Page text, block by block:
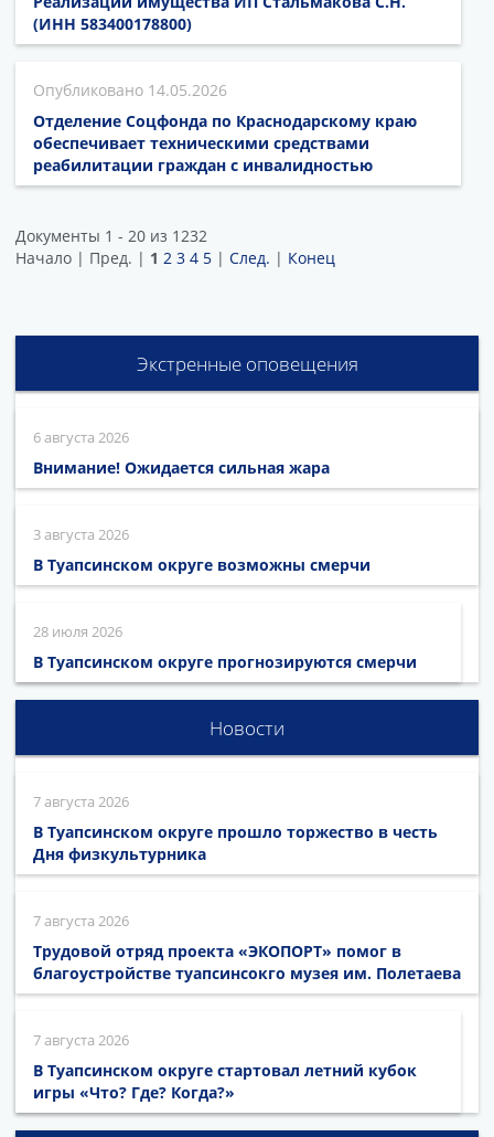
(ИНН 583400178800)
14.05.2026
Отделение Соцфонда по Краснодарскому краю
обеспечивает техническими средствами
реабилитации граждан с инвалидностью
Документы 1 - 20 из 1232
Начало | Пред. | 1 2 3 4 5 | След. | Конец
Экстренные оповещения
6 августа 2026
Внимание! Ожидается сильная жара
3 августа 2026
В Туапсинском округе возможны смерчи
28 июля 2026
В Туапсинском округе прогнозируются смерчи
Новости
7 августа 2026
В Туапсинском округе прошло торжество в честь
Дня физкультурника
7 августа 2026
Трудовой отряд проекта «ЭКОПОРТ» помог в
благоустройстве туапсинсокго музея им. Полетаева
7 августа 2026
В Туапсинском округе стартовал летний кубок
игры «Что? Где? Когда?»